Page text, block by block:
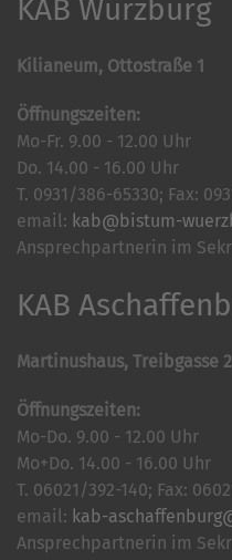
KAB Würzburg
Kilianeum, Ottostraße 1
Öffnungszeiten:
Mo-Fr. 9.00 - 12.00 Uhr
Do. 14.00 - 16.00 Uhr
T. 0931/386-65330; Fax:
email: kab@bistum-
Ansprechpartnerin im
KAB
Martinushaus, Treibgasse
Öffnungszeiten:
Mo-Do. 9.00 - 12.00 Uhr
Mo+Do. 14.00 - 16.00 Uhr
T. 06021/392-140; Fax:
email: kab-
Ansprechpartnerin im